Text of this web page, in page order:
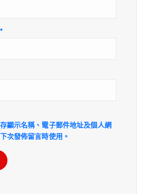
*
顯示名稱、電子郵件地址及個人網
次發佈留言時使用。